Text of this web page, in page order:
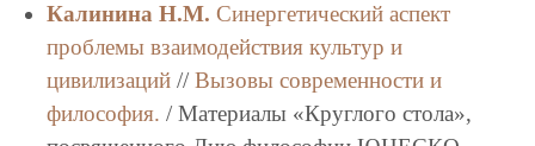
Калинина Н.М. Синергетический аспект
проблемы взаимодействия культур и
цивилизаций// Вызовы современности и
философия. / Материалы «Круглого стола»,